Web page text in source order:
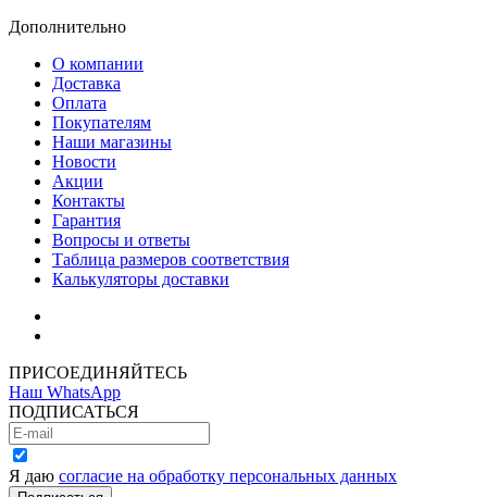
Дополнительно
О компании
Доставка
Оплата
Покупателям
Наши магазины
Новости
Акции
Контакты
Гарантия
Вопросы и ответы
Таблица размеров соответствия
Калькуляторы доставки
ПРИСОЕДИНЯЙТЕСЬ
Наш WhatsApp
ПОДПИСАТЬСЯ
Я даю согласие на обработку персональных данных